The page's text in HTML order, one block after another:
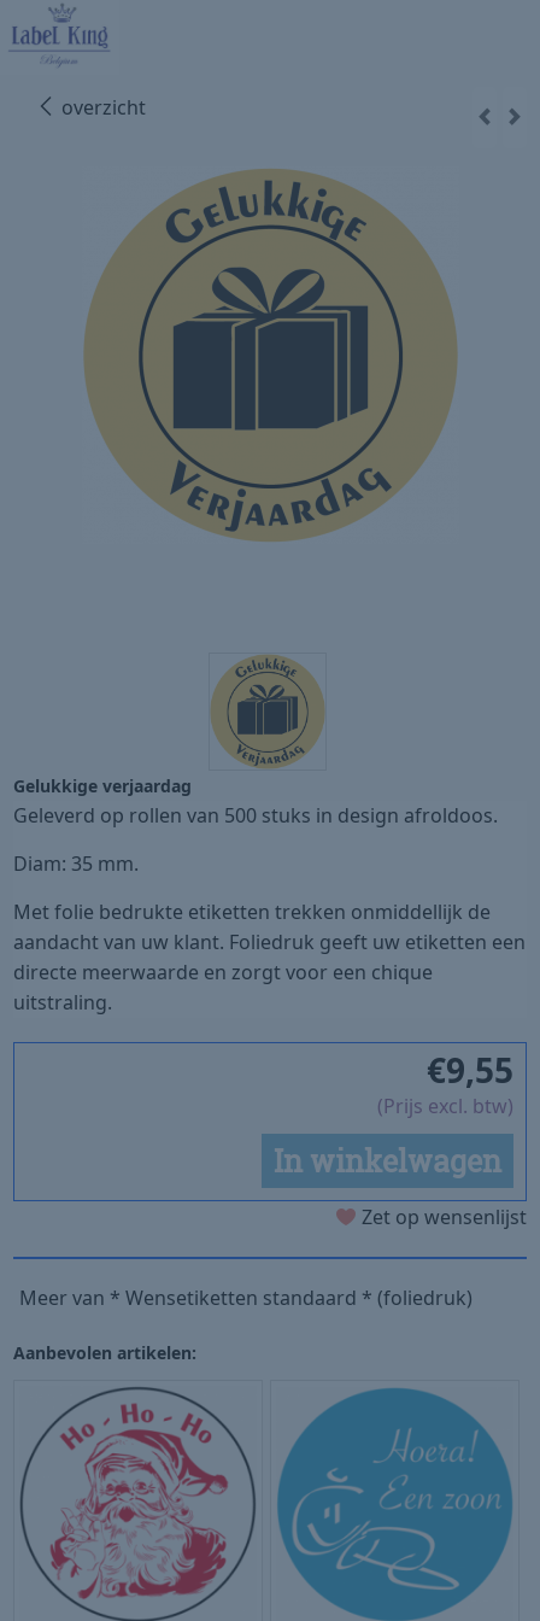
overzicht
Gelukkige verjaardag
Geleverd op rollen van 500 stuks in design afroldoos.
Diam: 35 mm.
Met folie bedrukte etiketten trekken onmiddellijk de
aandacht van uw klant. Foliedruk geeft uw etiketten een
directe meerwaarde en zorgt voor een chique
uitstraling.
€9,55
(Prijs excl. btw)
In winkelwagen
Zet op wensenlijst
Meer van * Wensetiketten standaard * (foliedruk)
Aanbevolen artikelen: